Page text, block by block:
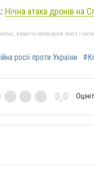
Нічна атака дронів на
виділіть необхідний текст і
росії проти України
0,0